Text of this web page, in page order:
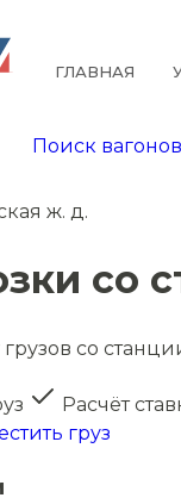
ГЛАВНАЯ
Поиск вагонов
ж. д.
со
со
Расчёт
груз